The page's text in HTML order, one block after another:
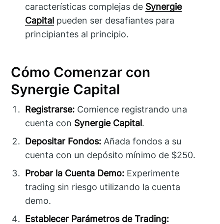
características complejas de Synergie
Capital pueden ser desafiantes para
principiantes al principio.
Cómo Comenzar con
Synergie Capital
Registrarse: Comience registrando una
cuenta con Synergie Capital.
Depositar Fondos: Añada fondos a su
cuenta con un depósito mínimo de $250.
Probar la Cuenta Demo: Experimente
trading sin riesgo utilizando la cuenta
demo.
Establecer Parámetros de Trading: